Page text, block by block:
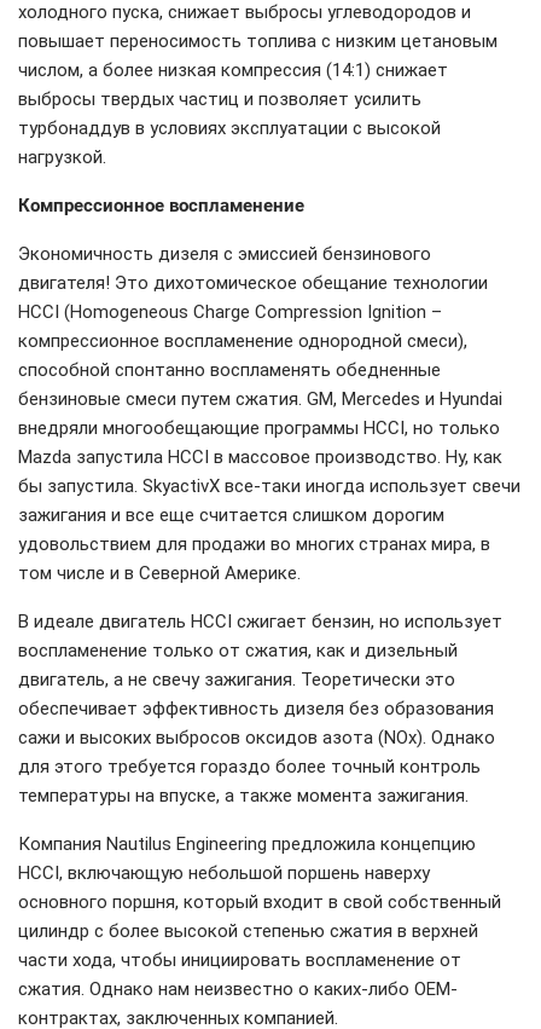
холодного пуска, снижает выбросы углеводородов и
повышает переносимость топлива с низким цетановым
числом, а более низкая компрессия (14:1) снижает
выбросы твердых частиц и позволяет усилить
турбонаддув в условиях эксплуатации с высокой
нагрузкой.
Компрессионное воспламенение
Экономичность дизеля с эмиссией бензинового
двигателя! Это дихотомическое обещание технологии
HCCI (Homogeneous Charge Compression Ignition –
компрессионное воспламенение однородной смеси),
способной спонтанно воспламенять обедненные
бензиновые смеси путем сжатия. GM, Mercedes и Hyundai
внедряли многообещающие программы HCCI, но только
Mazda запустила HCCI в массовое производство. Ну, как
бы запустила. SkyactivX все-таки иногда использует свечи
зажигания и все еще считается слишком дорогим
удовольствием для продажи во многих странах мира, в
том числе и в Северной Америке.
В идеале двигатель HCCI сжигает бензин, но использует
воспламенение только от сжатия, как и дизельный
двигатель, а не свечу зажигания. Теоретически это
обеспечивает эффективность дизеля без образования
сажи и высоких выбросов оксидов азота (NOx). Однако
для этого требуется гораздо более точный контроль
температуры на впуске, а также момента зажигания.
Компания Nautilus Engineering предложила концепцию
HCCI, включающую небольшой поршень наверху
основного поршня, который входит в свой собственный
цилиндр с более высокой степенью сжатия в верхней
части хода, чтобы инициировать воспламенение от
сжатия. Однако нам неизвестно о каких-либо OEM-
контрактах, заключенных компанией.